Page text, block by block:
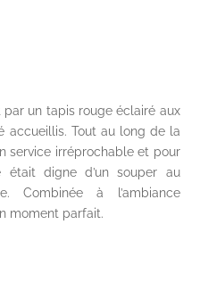
par un tapis rouge éclairé aux
accueillis. Tout au long de la
service irréprochable et pour
digne d’un souper au
Combinée à l’ambiance
moment parfait.